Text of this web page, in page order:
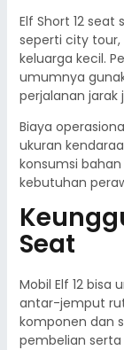
Elf Short 12
seperti city
keluarga kecil.
umumnya
perjalanan jarak
Biaya
ukuran
konsumsi
kebutuhan
Seat
Mobil Elf 12 bisa
antar-jemput
komponen dan
pembelian